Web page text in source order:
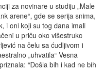
za novinare u studiju „Male
arene“, gde se serija snima,
i oni koji su tog dana imali
u priču oko višestruko
na čelu sa ćudljivom i
„uhvatila“ Vesna
“Došla bih i kad ne bih